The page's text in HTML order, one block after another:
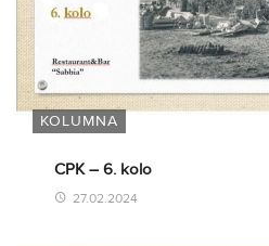
KOLUMNA
CPK – 6. kolo
27.02.2024